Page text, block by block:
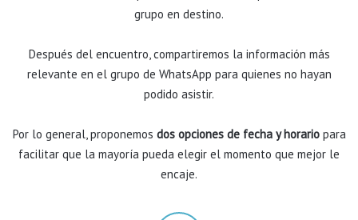
grupo en destino.
Después del encuentro, compartiremos la información más
relevante en el grupo de WhatsApp para quienes no hayan
podido asistir.
Por lo general, proponemos dos opciones de fecha y horariopara
facilitar que la mayoría pueda elegir el momento que mejor le
encaje.